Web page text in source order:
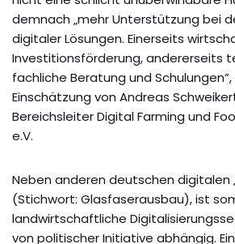
demnach „mehr Unterstützung bei
digitaler Lösungen. Einerseits
Investitionsförderung, andererseits
fachliche Beratung und
Einschätzung von Andreas
Bereichsleiter Digital Farming und
e.V.
Neben anderen deutschen digitalen
(Stichwort: Glasfaserausbau), ist
landwirtschaftliche
von politischer Initiative abhängig.